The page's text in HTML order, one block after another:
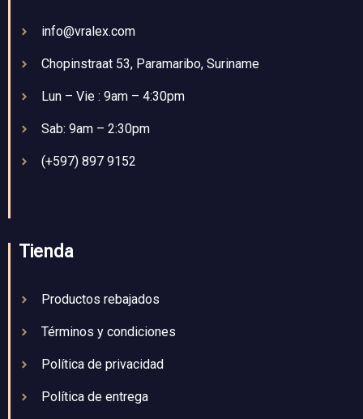
info@vralex.com
Chopinstraat 53, Paramaribo, Suriname
Lun – Vie : 9am – 4:30pm
Sab: 9am – 2:30pm
(+597) 897 9152
Tienda
Productos rebajados
Términos y condiciones
Política de privacidad
Política de entrega